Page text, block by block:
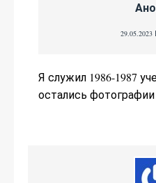
29.05.2023
Я служил 1986-1987
остались фотографии